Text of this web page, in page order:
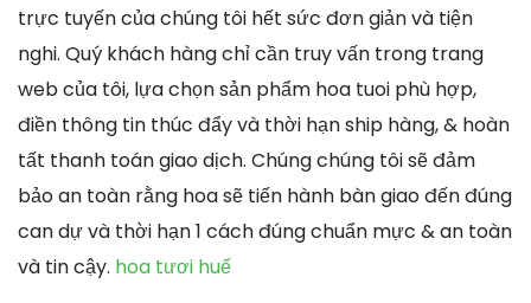
trực tuyến của chúng tôi hết sức đơn giản và tiện
nghi. Quý khách hàng chỉ cần truy vấn trong trang
web của tôi, lựa chọn sản phẩm hoa tuoi phù hợp,
điền thông tin thúc đẩy và thời hạn ship hàng, & hoàn
tất thanh toán giao dịch. Chúng chúng tôi sẽ đảm
bảo an toàn rằng hoa sẽ tiến hành bàn giao đến đúng
can dự và thời hạn 1 cách đúng chuẩn mực & an toàn
và tin cậy. hoa tươi huế